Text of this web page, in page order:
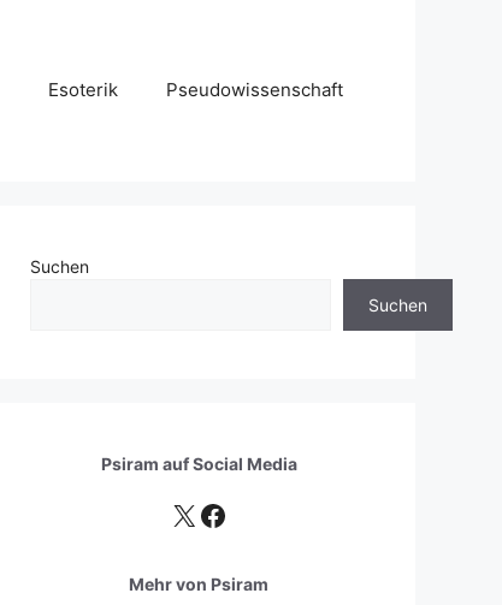
Esoterik Pseudowissenschaft
Suchen
Suchen
Psiram aufSocial Media
X Facebook
Mehr von Psiram